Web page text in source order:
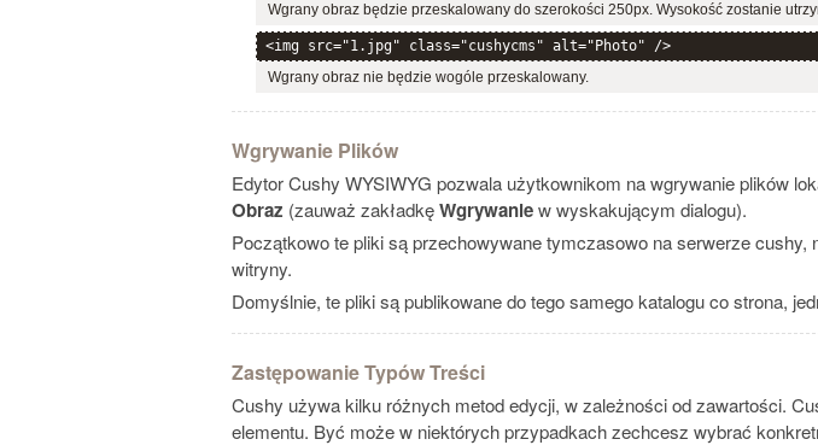
Wgrany obraz będzie przeskalowany do szerokości 250px. Wysokość zostanie
<img src="1.jpg" class="cushycms" alt="Photo" />
Wgrany obraz nie będzie wogóle przeskalowany.
Wgrywanie Plików
Edytor Cushy WYSIWYG pozwala użytkownikom na wgrywanie plików
Obraz (zauważ zakładkęWgrywaniew wyskakującym dialogu).
Początkowo te pliki są przechowywane tymczasowo na serwerze
witryny.
Domyślnie, te pliki są publikowane do tego samego katalogu co strona,
Zastępowanie Typów Treści
Cushy używa kilku różnych metod edycji, w zależności od zawartości.
elementu. Być może w niektórych przypadkach zechcesz wybrać